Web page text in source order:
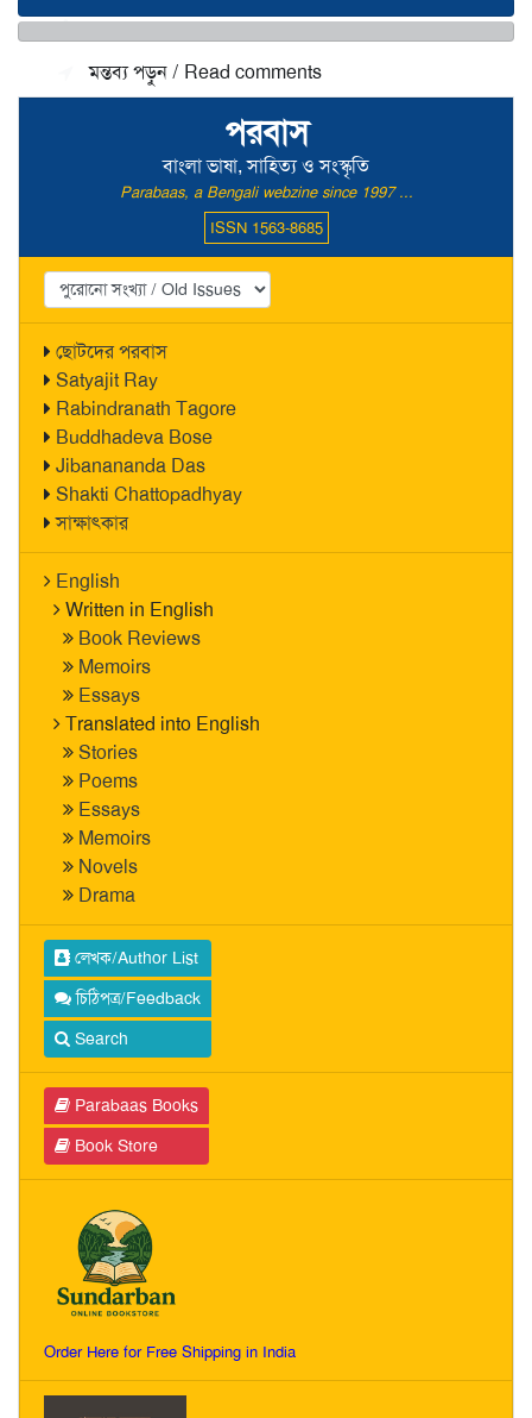
পরবাস
বাংলা ভাষা, সাহিত্য ও সংস্কৃতি
Parabaas, a Bengali webzine since 1997 ...
ISSN 1563-8685
ছোটদের পরবাস
Satyajit Ray
Rabindranath Tagore
Buddhadeva Bose
Jibanananda Das
Shakti Chattopadhyay
সাক্ষাৎকার
English
Written in English
Book Reviews
Memoirs
Essays
Translated into English
Stories
Poems
Essays
Memoirs
Novels
Drama
লেখক/Author List
চিঠিপত্র/Feedback
Search
Parabaas Books
Book Store
Order Here for Free Shipping in India
মন্তব্য জমা দিন / Make a comment
মন্তব্য পড়ুন / Read comments